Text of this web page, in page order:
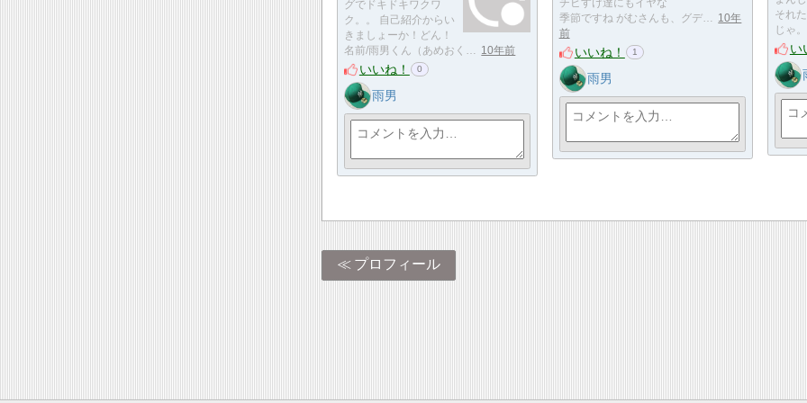
チビすけ達にもイヤな
季節ですね がむさんも、グデ… 10年
前
いいね！ 1
雨男
それ
じゃ
い
グでドキドキワクワ
ク。。 自己紹介からい
きましょーか！どん！
名前/雨男くん（あめおく… 10年前
いいね！ 0
雨男
プロフィール